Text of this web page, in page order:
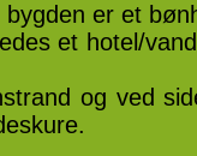
er et
et hotel/
og ved